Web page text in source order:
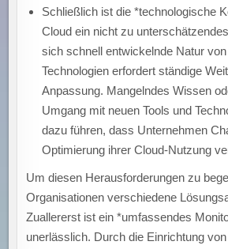
Schließlich ist die *technologische
Cloud ein nicht zu
sich schnell entwickelnde Natur
Technologien erfordert ständige
Anpassung. Mangelndes Wissen
Umgang mit neuen Tools und
dazu führen, dass Unternehmen
Optimierung ihrer Cloud-Nutzung
Um diesen Herausforderungen zu
Organisationen verschiedene
Zuallererst ist ein *umfassendes
unerlässlich. Durch die Einrichtung von